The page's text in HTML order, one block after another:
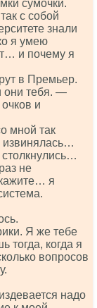
сумочки.
с собой
знали
я умею
и почему я
в Премьер.
они тебя. —
и
мной так
извинялась…
не
я
Я же тебе
тогда, когда я
вопросов
надо